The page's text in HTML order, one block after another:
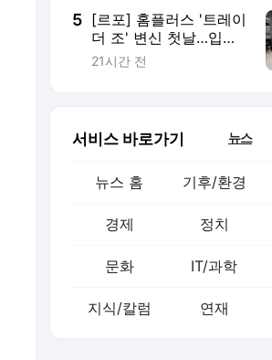
5 [르포] 홈플러스 '트레이
더 조' 변신 첫날…입고
율 30%에 진열대 '텅'
21시간 전
서비스 바로가기 뉴스
뉴스 홈 기후/환경
경제 정치
문화 IT/과학
지식/칼럼 연재